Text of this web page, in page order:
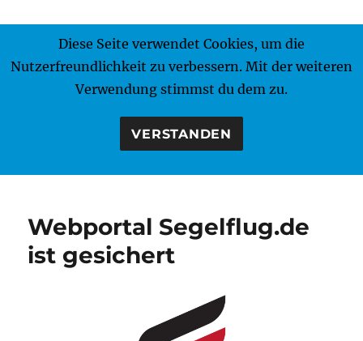
MENÜ
Webportal Segelflug.de
ist gesichert
Diese Seite verwendet Cookies, um die
Nutzerfreundlichkeit zu verbessern. Mit der weiteren
Verwendung stimmst du dem zu.
VERSTANDEN